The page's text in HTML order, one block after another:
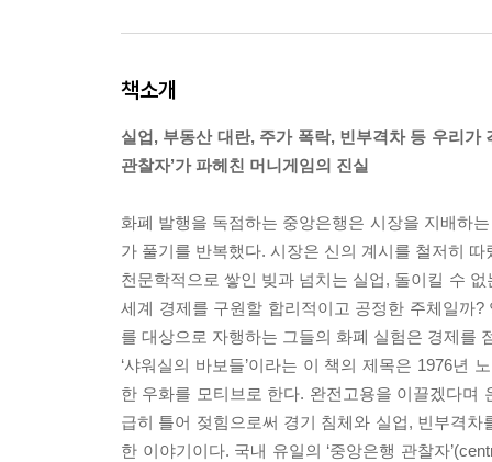
책소개
실업, 부동산 대란, 주가 폭락, 빈부격차 등 우리가
관찰자’가 파헤친 머니게임의 진실
화폐 발행을 독점하는 중앙은행은 시장을 지배하
가 풀기를 반복했다. 시장은 신의 계시를 철저히
천문학적으로 쌓인 빚과 넘치는 실업, 돌이킬 수
세계 경제를 구원할 합리적이고 공정한 주체일까
를 대상으로 자행하는 그들의 화폐 실험은 경제를
‘샤워실의 바보들’이라는 이 책의 제목은 1976년
한 우화를 모티브로 한다. 완전고용을 이끌겠다며
급히 틀어 젖힘으로써 경기 침체와 실업, 빈부격차
한 이야기이다. 국내 유일의 ‘중앙은행 관찰자